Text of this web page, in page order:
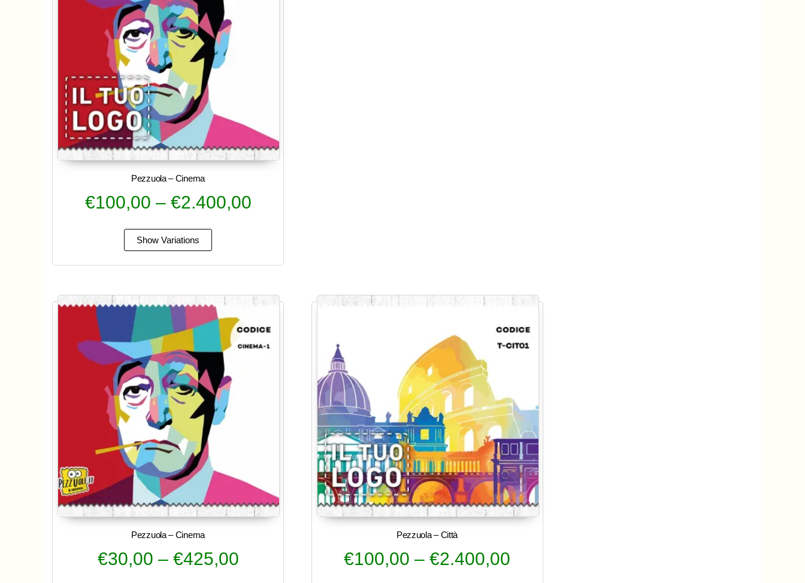
Pezzuola – Cinema
€100,00 – €2.400,00
Pezzuola – Cinema
€30,00 – €425,00
Pezzuola – Città
€100,00 –€2.400,00